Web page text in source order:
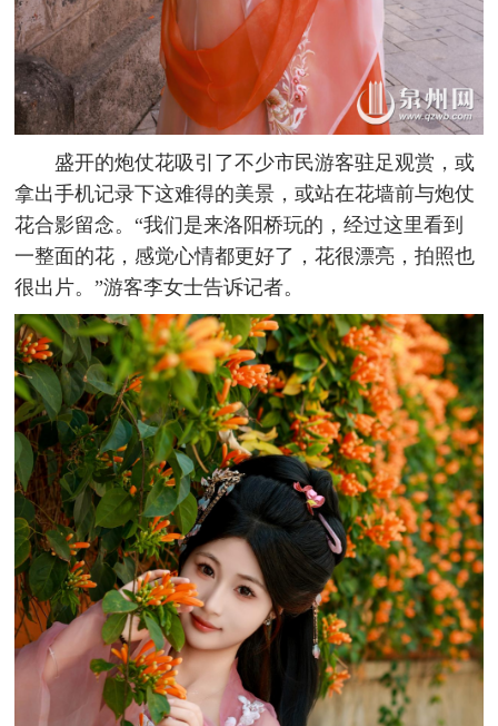
盛开的炮仗花吸引了不少市民游客驻足观赏，或
拿出手机记录下这难得的美景，或站在花墙前与炮仗
花合影留念。“我们是来洛阳桥玩的，经过这里看到
一整面的花，感觉心情都更好了，花很漂亮，拍照也
很出片。”游客李女士告诉记者。